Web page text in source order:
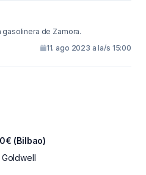
de Zamora.
11. ago 2023 a la/s 15:00
(Bilbao)